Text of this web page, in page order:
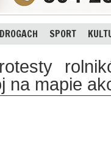
SPORT
na mapie